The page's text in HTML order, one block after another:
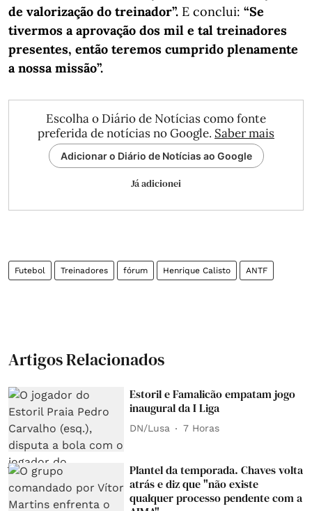
de valorização do treinador”. E conclui: “Se
tivermos a aprovação dos mil e tal treinadores
presentes, então teremos cumprido plenamente
a nossa missão”.
Escolha o Diário de Notícias como fonte
preferida de notícias no Google. Saber mais
Adicionar o Diário de Notícias ao Google
Já adicionei
Futebol Treinadores fórum Henrique Calisto ANTF
Artigos Relacionados
Estoril e Famalicão empatam jogo
inaugural da I Liga
DN/Lusa 7 Horas
Plantel da temporada. Chaves volta
atrás e diz que "não existe
qualquer processo pendente com a